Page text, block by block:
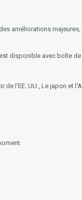
améliorations
disponible avec boîte
de l'EE. UU., Le japon et